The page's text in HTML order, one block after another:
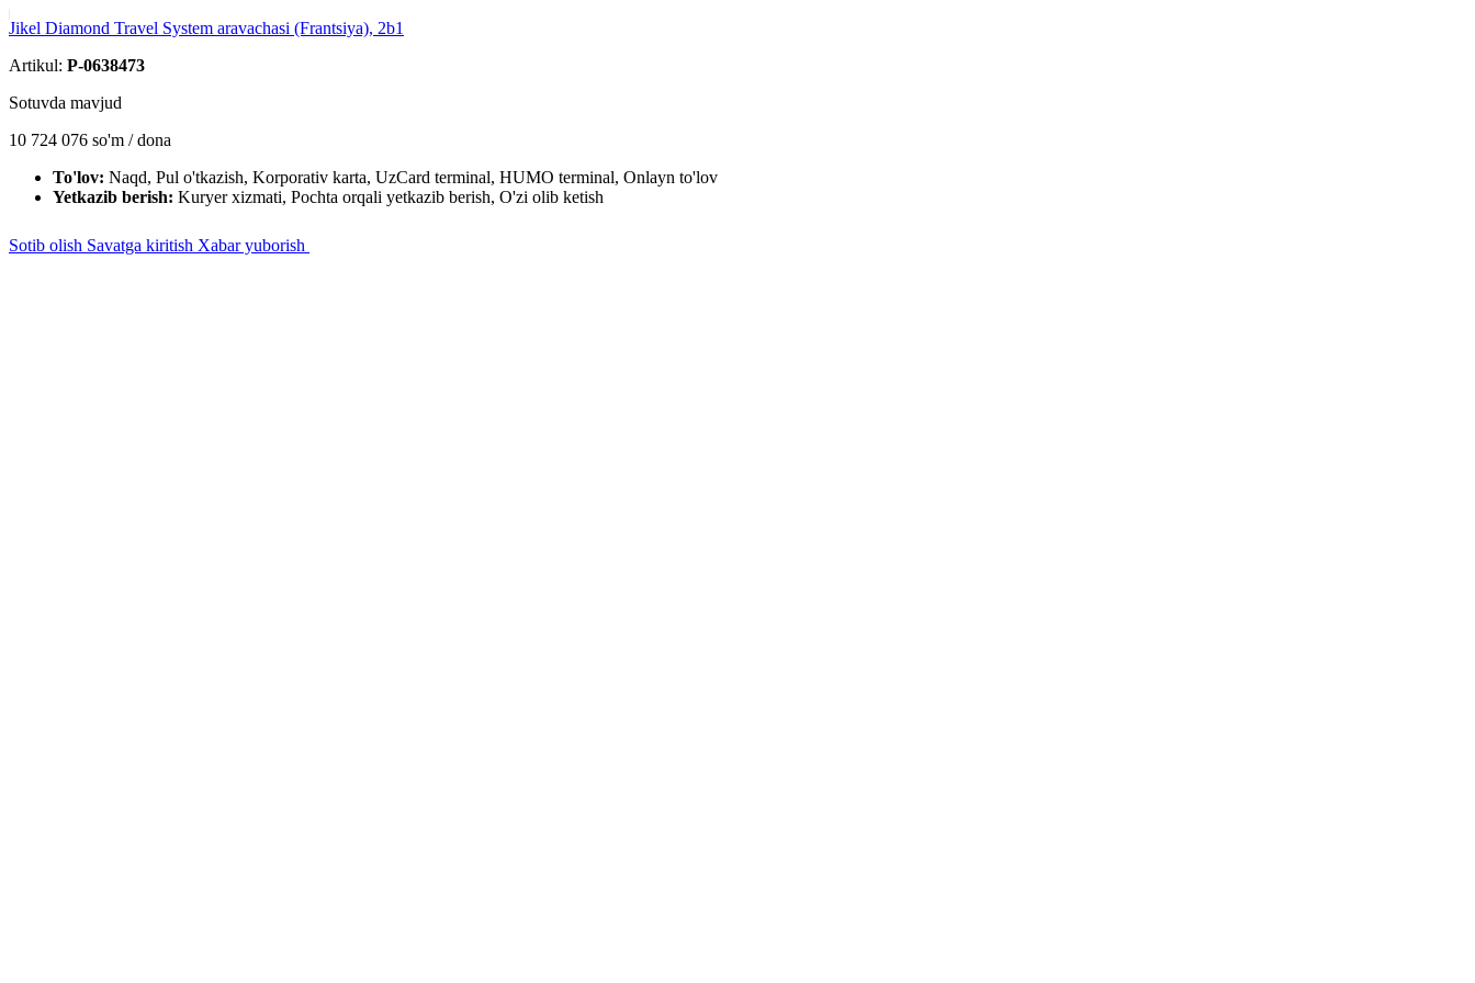
Jikel Diamond Travel System aravachasi (Frantsiya), 2b1
Artikul: P-0638473
Sotuvda mavjud
10 724 076 so'm / dona
To'lov: Naqd, Pul o'tkazish, Korporativ karta, UzCard terminal, HUMO terminal, Onlayn to'lov
Yetkazib berish: Kuryer xizmati, Pochta orqali yetkazib berish, O'zi olib ketish
Sotib olish Savatga kiritish Xabar yuborish